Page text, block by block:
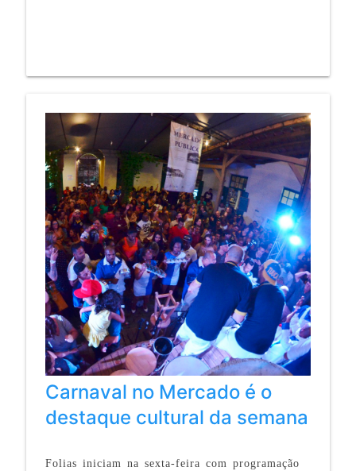
Carnaval no Mercado é o
destaque cultural da semana
Folias iniciam na sexta-feira com programação